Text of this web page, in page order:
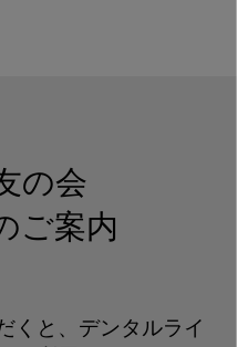
の会
ご案内
くと、デンタルライ